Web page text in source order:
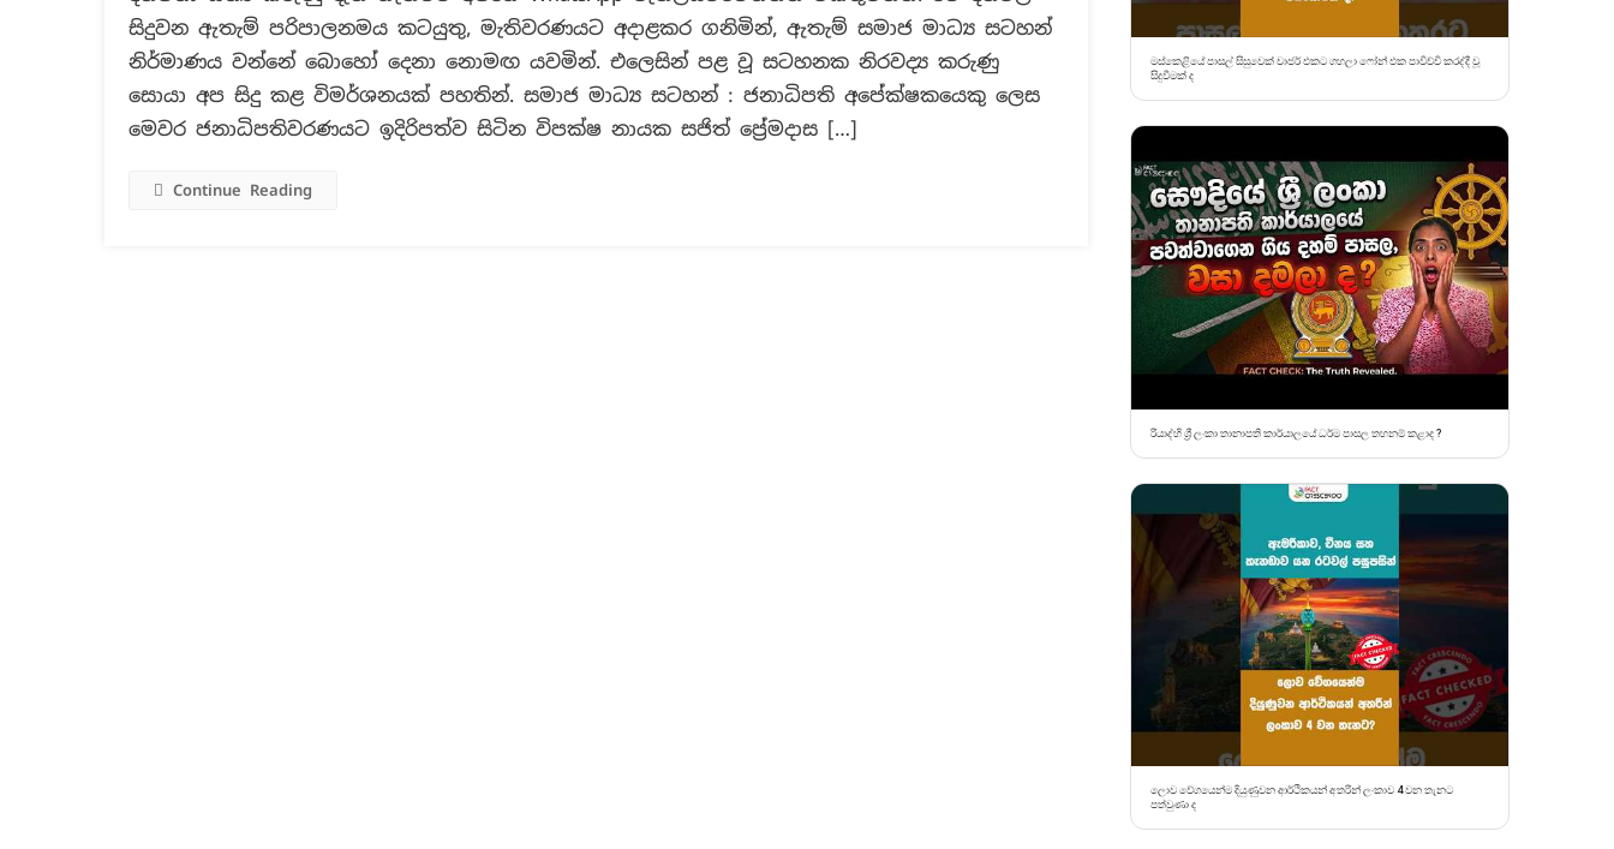
විසින්,
ජනපතිවරණ
සමයේ
සජිත්
ප්‍රේමදාසට
සිදුවන ඇතැම් පරිපාලනමය කටයුතු, මැතිවරණයට අදාළකර ගනිමින්, ඇතැම් සමාජ මාධ්‍ය සටහන්
නිර්මාණය වන්නේ බොහෝ දෙනා නොමඟ යවමින්. එලෙසින් පළ වූ සටහනක නිරවද්‍ය කරුණු
සොයා අප සිදු කළ විමර්ශනයක් පහතින්. සමාජ මාධ්‍ය සටහන් : ජනාධිපති අපේක්ෂකයෙකු ලෙස
මෙවර ජනාධිපතිවරණයට ඉදිරිපත්ව සිටින විපක්ෂ නායක සජිත් ප්‍රේමදාස […]
Continue Reading
මස්කෙළියේ පාසල් සිසුවෙක් චාජර් එකට ගහලා ෆෝන් එක පාවිච්චි කරද්දී වූ
සිදුවීමක් ද
රියාද්හි ශ්‍රී ලංකා තානාපති කාර්යාලයේ ධර්ම පාසල තහනම් කළාද ?
ලොව වේගයෙන්ම දියුණුවන ආර්ථිකයන් අතරින් ලංකාව 4 වන තැනට
පත්වුණා ද